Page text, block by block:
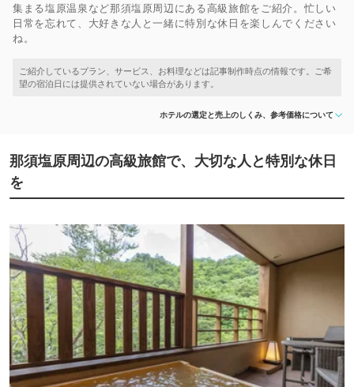
集まる塩原温泉など那須塩原周辺にある高級旅館をご紹介。忙しい
日常を忘れて、大好きな人と一緒に特別な休日を楽しんでください
ね。
ホテルの選定と売上のしくみ、参考価格について
那須塩原周辺の高級旅館で、大切な人と特別な休日
を